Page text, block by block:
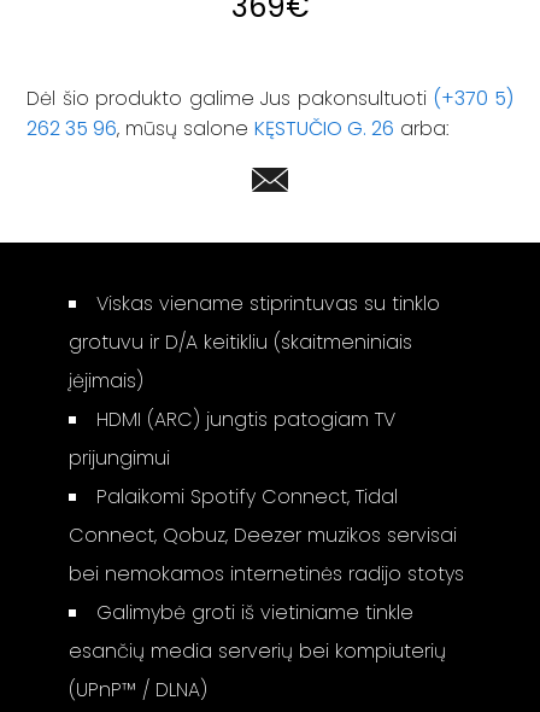
Dėl šio produkto galime Jus pakonsultuoti (+370 5)
262 35 96, mūsų salone KĘSTUČIO G. 26 arba:
Viskas viename stiprintuvas su tinklo
grotuvu ir D/A keitikliu (skaitmeniniais
įėjimais)
HDMI (ARC) jungtis patogiam TV
prijungimui
Palaikomi Spotify Connect, Tidal
Connect, Qobuz, Deezer muzikos servisai
bei nemokamos internetinės radijo stotys
Galimybė groti iš vietiniame tinkle
esančių media serverių bei kompiuterių
(UPnP™ / DLNA)